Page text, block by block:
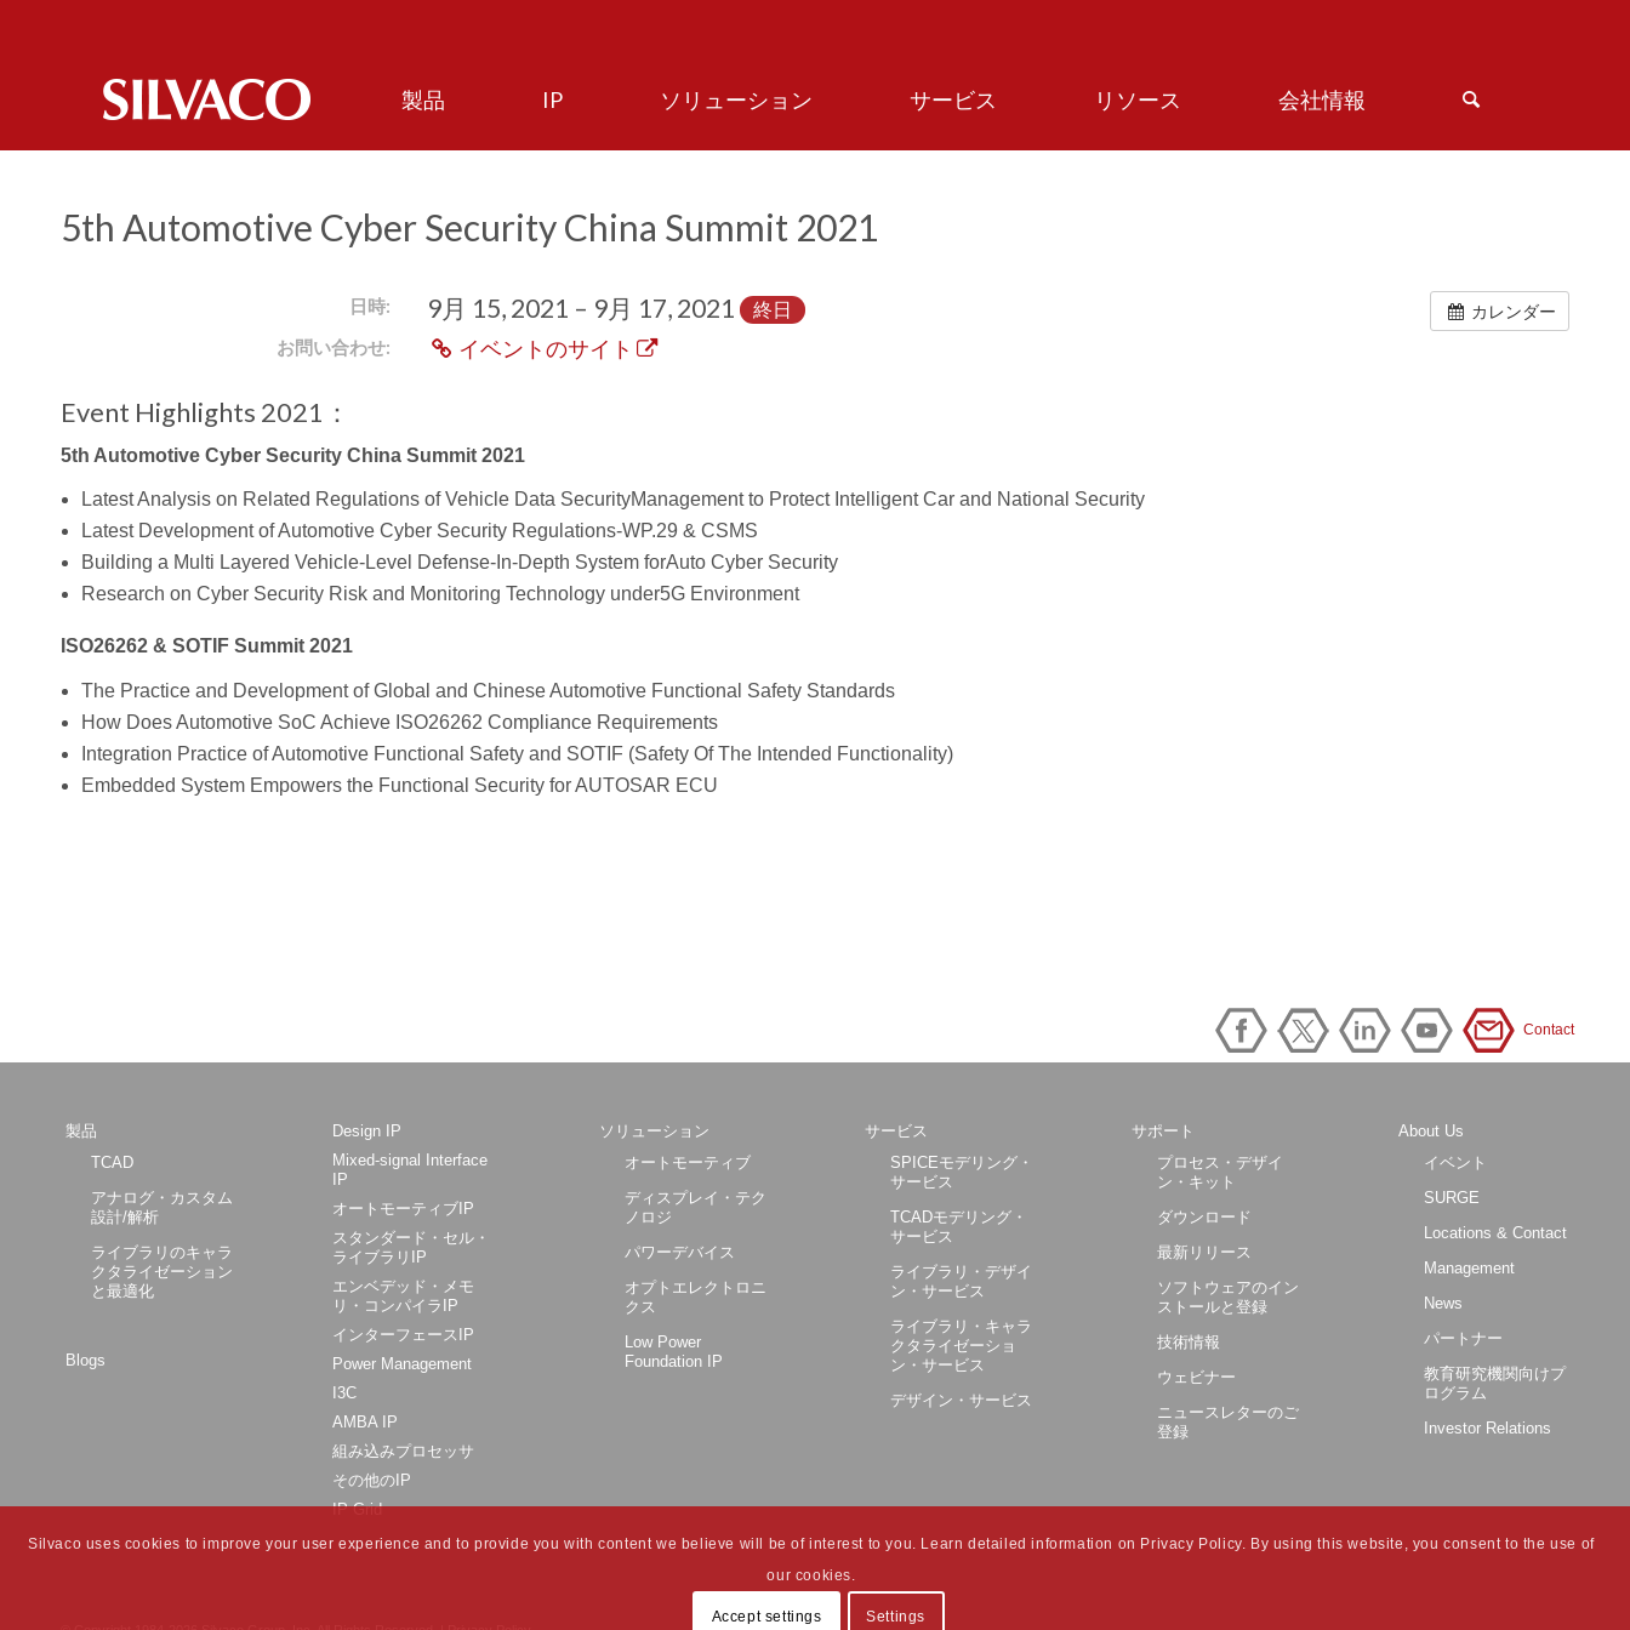
製品 IP ソリューション サービス リソース 会社情報
5th Automotive Cyber Security China Summit 2021
カレンダー
日時: 9月 15, 2021 – 9月 17, 2021 終日
お問い合わせ: イベントのサイト
Event Highlights 2021：
5th Automotive Cyber Security China Summit 2021
Latest Analysis on Related Regulations of Vehicle Data SecurityManagement to Protect Intelligent Car and National Security
Latest Development of Automotive Cyber Security Regulations-WP.29 & CSMS
Building a Multi Layered Vehicle-Level Defense-In-Depth System forAuto Cyber Security
Research on Cyber Security Risk and Monitoring Technology under5G Environment
ISO26262 & SOTIF Summit 2021
The Practice and Development of Global and Chinese Automotive Functional Safety Standards
How Does Automotive SoC Achieve ISO26262 Compliance Requirements
Integration Practice of Automotive Functional Safety and SOTIF (Safety Of The Intended Functionality)
Embedded System Empowers the Functional Security for AUTOSAR ECU
Contact
製品
TCAD
アナログ・カスタム
設計/解析
ライブラリのキャラ
クタライゼーション
と最適化
Blogs
Design IP
Mixed-signal Interface
IP
オートモーティブIP
スタンダード・セル・
ライブラリIP
エンベデッド・メモ
リ・コンパイラIP
インターフェースIP
Power Management
I3C
AMBA IP
組み込みプロセッサ
その他のIP
IP Grid
ソリューション
オートモーティブ
ディスプレイ・テク
ノロジ
パワーデバイス
オプトエレクトロニ
クス
Low Power
Foundation IP
サービス
SPICEモデリング・
サービス
TCADモデリング・
サービス
ライブラリ・デザイ
ン・サービス
ライブラリ・キャラ
クタライゼーショ
ン・サービス
デザイン・サービス
サポート
プロセス・デザイ
ン・キット
ダウンロード
最新リリース
ソフトウェアのイン
ストールと登録
技術情報
ウェビナー
ニュースレターのご
登録
About Us
イベント
SURGE
Locations & Contact
Management
News
パートナー
教育研究機関向けプ
ログラム
Investor Relations
Silvaco uses cookies to improve your user experience and to provide you with content we believe will be of interest to you. Learn detailed information on Privacy Policy. By using this website, you consent to the use of
our cookies.
Accept settings Settings